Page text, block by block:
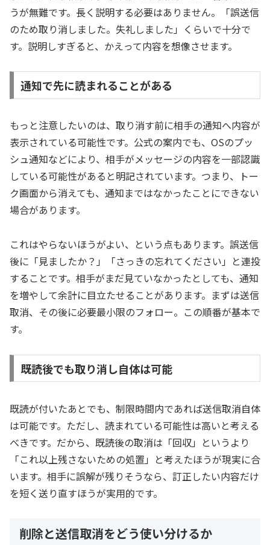
うが無難です。長く説明する必要はありません。「誤送信
のため取り消しました。失礼しました」くらいで十分で
す。説明しすぎると、かえって内容を想像させます。
通知で先に読まれることがある
もっと注意したいのは、取り消す前に相手の通知へ内容が
表示されている可能性です。公式の案内でも、OSのプッ
シュ通知などにより、相手がメッセージの内容を一部認識
している可能性があると明記されています。つまり、トー
ク画面から消えても、通知まではなかったことにできない
場合があります。
これはやらないほうがよい、という点もあります。誤送信
後に「見ましたか？」「さっきの忘れてください」と連投
することです。相手がまだ見ていなかったとしても、通知
を増やして余計に目立たせることがあります。まずは送信
取消、その後に必要最小限のフォロー。この順番が基本で
す。
既読後でも取り消し自体は可能
既読が付いたあとでも、制限時間内であれば送信取消自体
は可能です。ただし、読まれている可能性は高いと考える
べきです。だから、既読後の取消は「回収」というより
「これ以上残さないための処置」と考えたほうが現実に合
います。相手に誤解が残りそうなら、訂正したい内容だけ
を短く送り直すほうが実用的です。
削除と送信取消をどう使い分けるか